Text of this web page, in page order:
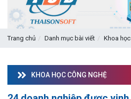
Trang chủ Danh mục bài viết Khoa
KHOA HỌC CÔNG NGHỆ